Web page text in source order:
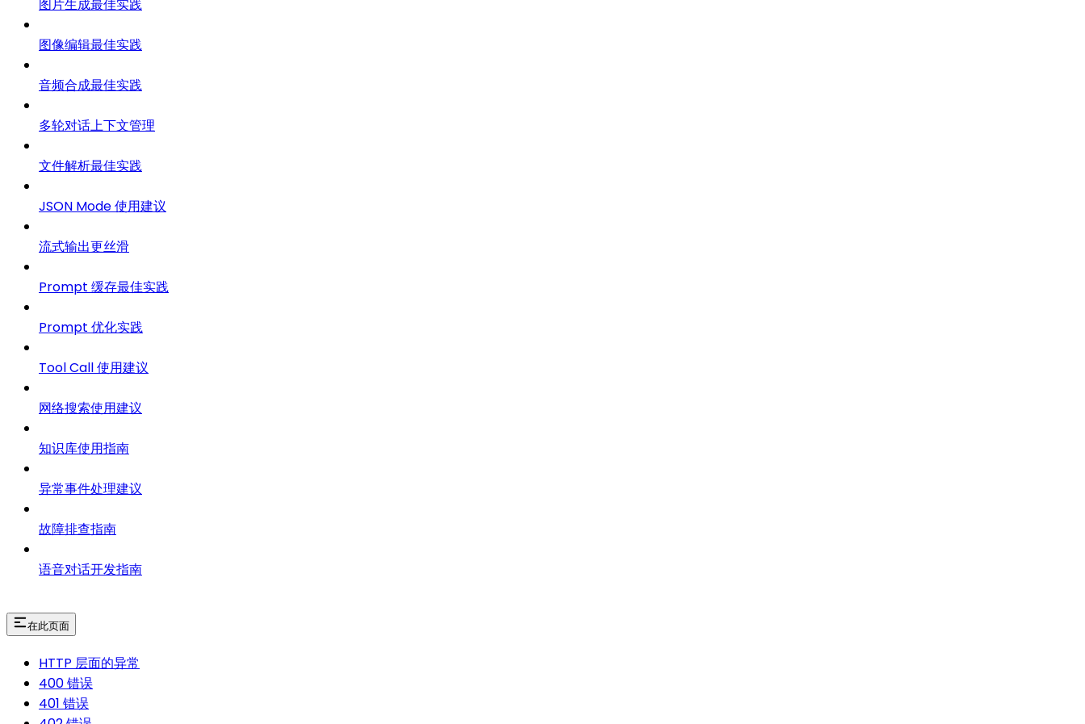
图片生成最佳实践
图像编辑最佳实践
音频合成最佳实践
多轮对话上下文管理
文件解析最佳实践
JSON Mode 使用建议
流式输出更丝滑
Prompt 缓存最佳实践
Prompt 优化实践
Tool Call 使用建议
网络搜索使用建议
知识库使用指南
异常事件处理建议
故障排查指南
语音对话开发指南
在此页面
HTTP 层面的异常
400 错误
401 错误